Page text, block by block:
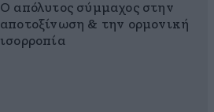
Ο απόλυτος σύμμαχος στην
αποτοξίνωση & την ορμονική
ισορροπία